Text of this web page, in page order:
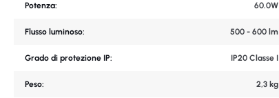
Potenza: 60.0W
Flusso luminoso: 500 - 600 lm
Grado di protezione IP: IP20 Classe I
Peso: 2,3 kg